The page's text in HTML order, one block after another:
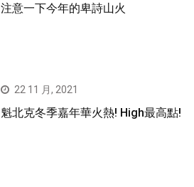
注意一下今年的卑詩山火
22 11 月, 2021
魁北克冬季嘉年華火熱! High最高點!